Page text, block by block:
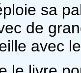
sa
de
avec